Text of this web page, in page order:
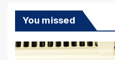
You missed